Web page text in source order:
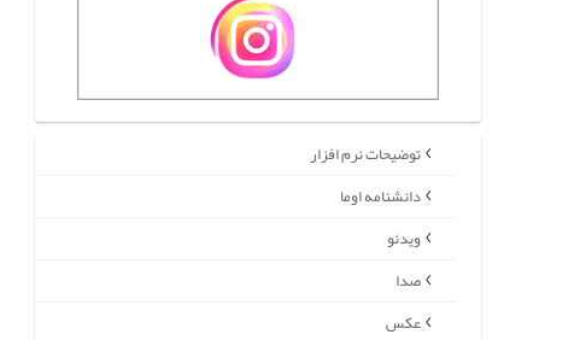
توضیحات نرم افزار
دانشنامه اوما
ویدئو
صدا
عکس